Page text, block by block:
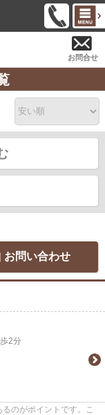
お問合せ
お問い合わせ
2分
のがポイントです。こ